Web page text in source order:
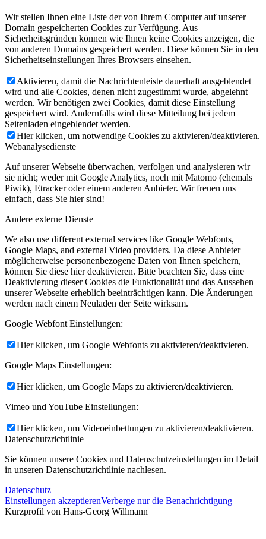
Wir stellen Ihnen eine Liste der von Ihrem Computer auf unserer
Domain gespeicherten Cookies zur Verfügung. Aus
Sicherheitsgründen können wie Ihnen keine Cookies anzeigen, die
von anderen Domains gespeichert werden. Diese können Sie in den
Sicherheitseinstellungen Ihres Browsers einsehen.
Aktivieren, damit die Nachrichtenleiste dauerhaft ausgeblendet
wird und alle Cookies, denen nicht zugestimmt wurde, abgelehnt
werden. Wir benötigen zwei Cookies, damit diese Einstellung
gespeichert wird. Andernfalls wird diese Mitteilung bei jedem
Seitenladen eingeblendet werden.
Hier klicken, um notwendige Cookies zu aktivieren/deaktivieren.
Webanalysedienste
Auf unserer Webseite überwachen, verfolgen und analysieren wir
sie nicht; weder mit Google Analytics, noch mit Matomo (ehemals
Piwik), Etracker oder einem anderen Anbieter. Wir freuen uns
einfach, dass Sie hier sind!
Andere externe Dienste
We also use different external services like Google Webfonts,
Google Maps, and external Video providers. Da diese Anbieter
möglicherweise personenbezogene Daten von Ihnen speichern,
können Sie diese hier deaktivieren. Bitte beachten Sie, dass eine
Deaktivierung dieser Cookies die Funktionalität und das Aussehen
unserer Webseite erheblich beeinträchtigen kann. Die Änderungen
werden nach einem Neuladen der Seite wirksam.
Google Webfont Einstellungen:
Hier klicken, um Google Webfonts zu aktivieren/deaktivieren.
Google Maps Einstellungen:
Hier klicken, um Google Maps zu aktivieren/deaktivieren.
Vimeo und YouTube Einstellungen:
Hier klicken, um Videoeinbettungen zu aktivieren/deaktivieren.
Datenschutzrichtlinie
Sie können unsere Cookies und Datenschutzeinstellungen im Detail
in unseren Datenschutzrichtlinie nachlesen.
Datenschutz
Einstellungen akzeptierenVerberge nur die Benachrichtigung
Kurzprofil von Hans-Georg Willmann